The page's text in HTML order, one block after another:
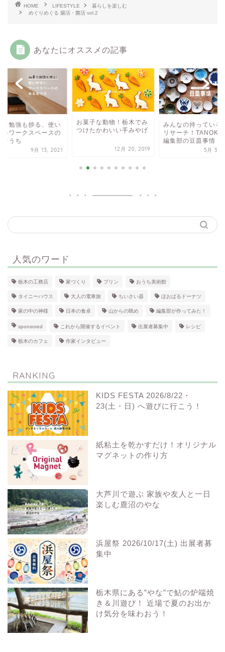
HOME LIFESTYLE
暮らしを楽しむ
めぐりめぐる 腸活・菌活 vol.2
あなたにオススメの記事
も勉強も捗る、使い
いワークスペースの
おうち
9月 13, 2021
お菓子な動物！栃木でみ
つけたかわいい手みやげ
12月 20, 2019
みんなの持っている
リサーチ！
編集部の豆皿事情
5月 30,
人気のワード
栃木の工務店 家づくり プリン おうち美術館
タイニーハウス 大人の電車旅 ちいさい器 ほおばるドーナツ
家の中の神様 日本の食卓 山からの眺め 編集部が作ってみた！
sponsored これから開催するイベント 出展者募集中 レシピ
栃木のカフェ 作家インタビュー
RANKING
KIDS FESTA 2026/8/22・
23(土・日) へ遊びに行こう！
紙粘土を乾かすだけ！オリジナル
マグネットの作り方
大芦川で遊ぶ 家族や友人と一日
楽しむ鹿沼のやな
浜屋祭 2026/10/17(土) 出展者募
集中
栃木県にある”やな”で鮎の炉端焼
き＆川遊び！ 近場で夏のお出か
け気分を味わおう！